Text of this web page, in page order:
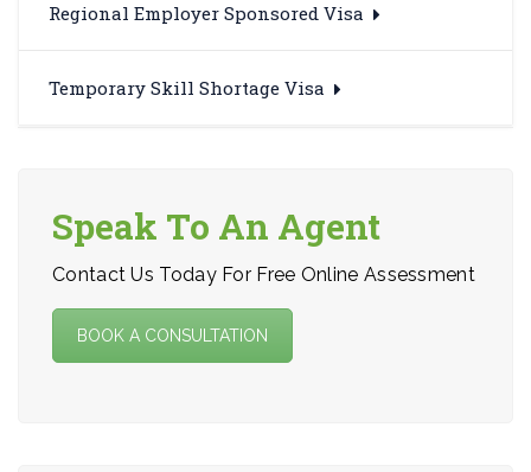
Regional Employer Sponsored Visa
Temporary Skill Shortage Visa
Speak To An Agent
Contact Us Today For Free Online Assessment
BOOK A CONSULTATION